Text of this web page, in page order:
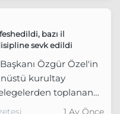
bazı il
sevk edildi
Özgür Özel'in
kurultay
toplanan
Merkez'e iletti.1 Ay Önce